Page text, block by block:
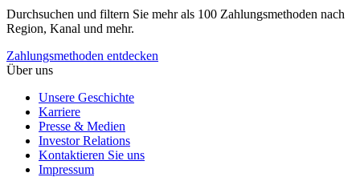
Durchsuchen und filtern Sie mehr als 100 Zahlungsmethoden nach
Region, Kanal und mehr.
Zahlungsmethoden entdecken
Über uns
Unsere Geschichte
Karriere
Presse & Medien
Investor Relations
Kontaktieren Sie uns
Impressum